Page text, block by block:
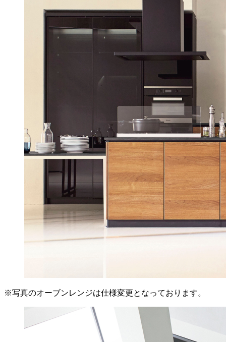
※写真のオーブンレンジは仕様変更となっております。